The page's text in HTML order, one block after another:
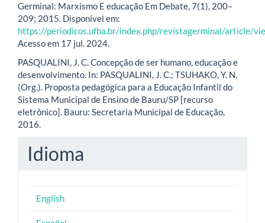
Germinal: Marxismo E educação Em Debate, 7(1), 200–
209; 2015. Disponível em:
https://periodicos.ufba.br/index.php/revistagerminal/article/
Acesso em 17 jul. 2024.
PASQUALINI, J. C. Concepção de ser humano, educação e
desenvolvimento. In: PASQUALINI, J. C.; TSUHAKO, Y. N.
(Org.). Proposta pedagógica para a Educação Infantil do
Sistema Municipal de Ensino de Bauru/SP [recurso
eletrônico]. Bauru: Secretaria Municipal de Educação,
2016.
Idioma
English